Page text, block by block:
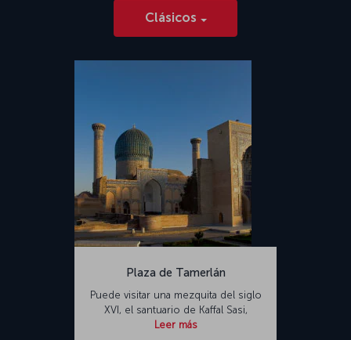
Clásicos
Plaza de Tamerlán
Puede visitar una mezquita del siglo
XVI , el santuario de Kaffal Sasi,
Leer más